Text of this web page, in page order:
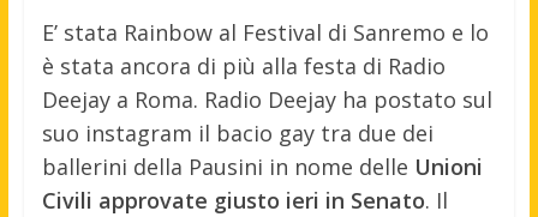
E’ stata Rainbow al Festival di Sanremo e lo
è stata ancora di più alla festa di Radio
Deejay a Roma. Radio Deejay ha postato sul
suo instagram il bacio gay tra due dei
ballerini della Pausini in nome delle Unioni
Civili approvate giusto ieri in Senato. Il